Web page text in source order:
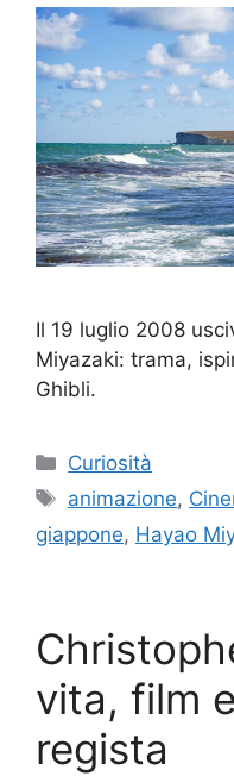
Il 19 luglio 2008
Miyazaki: trama,
Ghibli.
Categorie
Curiosità
Tag
animazione,
giappone, Hayao
vita, film
regista